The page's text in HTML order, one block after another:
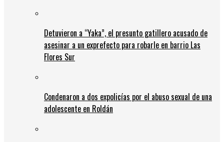
Detuvieron a “Yaka”, el presunto gatillero acusado de
asesinar a un exprefecto para robarle en barrio Las
Flores Sur
Condenaron a dos expolicías por el abuso sexual de una
adolescente en Roldán